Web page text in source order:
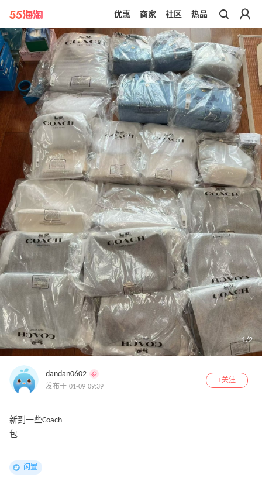
带你去官网买正品
优惠 商家 社区 热品
1/2
dandan0602
发布于 01-09 09:39
+关注
新到一些Coach
包
闲置